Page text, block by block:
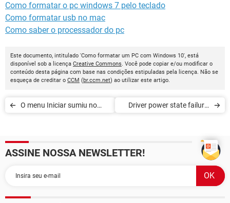
Como formatar o pc windows 7 pelo teclado
Como formatar usb no mac
Como saber o processador do pc
Este documento, intitulado 'Como formatar um PC com Windows 10', está
disponível sob a licença Creative Commons. Você pode copiar e/ou modificar o
conteúdo desta página com base nas condições estipuladas pela licença. Não se
esqueça de creditar o CCM (br.ccm.net) ao utilizar este artigo.
O menu Iniciar sumiu no
Driver power state failure:
ASSINE NOSSA NEWSLETTER!